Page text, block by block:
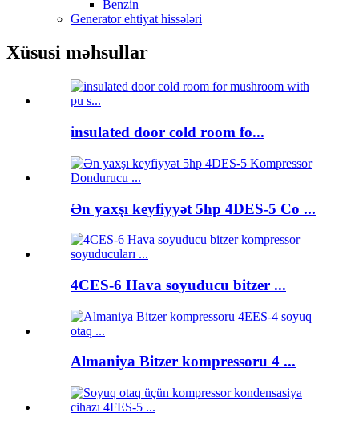
Benzin
Generator ehtiyat hissələri
Xüsusi məhsullar
insulated door cold room fo...
Ən yaxşı keyfiyyət 5hp 4DES-5 Co ...
4CES-6 Hava soyuducu bitzer ...
Almaniya Bitzer kompressoru 4 ...